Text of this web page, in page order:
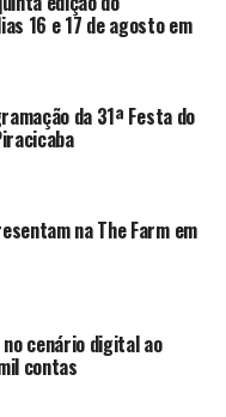
16 e 17 de agosto em
da 31ª Festa do
na The Farm em
cenário digital ao
contas